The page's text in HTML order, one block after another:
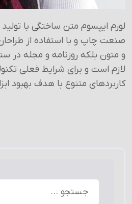
لورم ایپسوم متن ساختگی با تولید
صنعت چاپ و با استفاده از
و متون بلکه روزنامه و مجله در
لازم است و برای شرایط فعلی
کاربردهای متنوع با هدف بهبود